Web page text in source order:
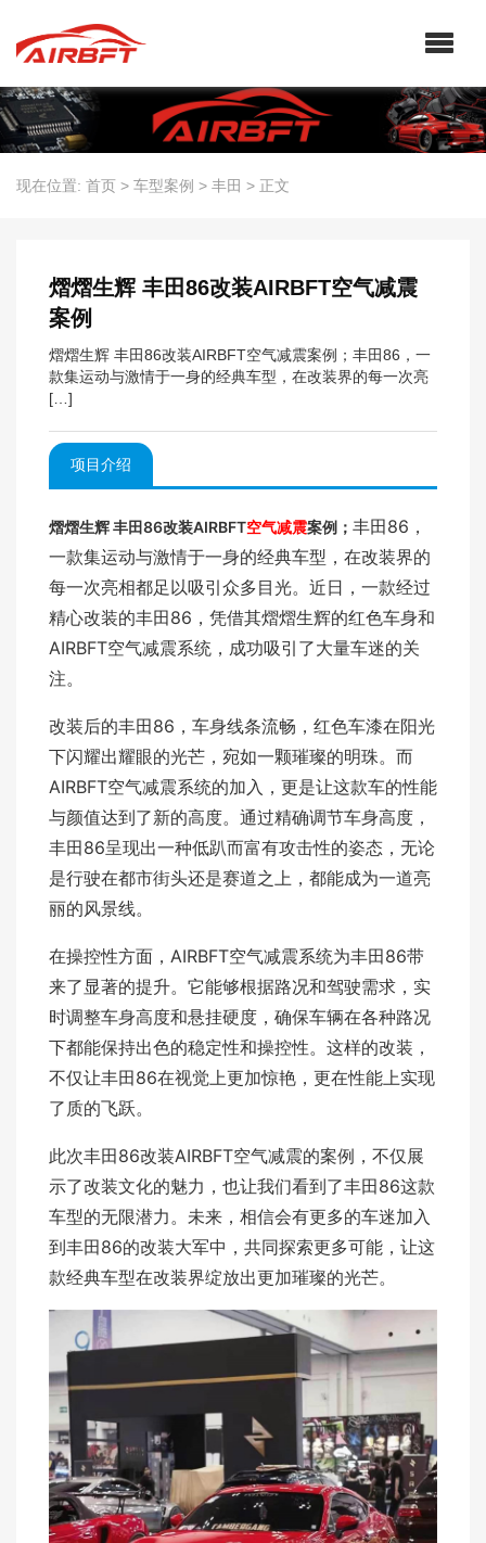
现在位置: 首页 > 车型案例 > 丰田 > 正文
熠熠生辉 丰田86改装AIRBFT空气减震
案例
熠熠生辉 丰田86改装AIRBFT空气减震案例；丰田86，一
款集运动与激情于一身的经典车型，在改装界的每一次亮
[…]
项目介绍
熠熠生辉 丰田86改装AIRBFT空气减震案例； 丰田86，
一款集运动与激情于一身的经典车型，在改装界的
每一次亮相都足以吸引众多目光。近日，一款经过
精心改装的丰田86，凭借其熠熠生辉的红色车身和
AIRBFT空气减震系统，成功吸引了大量车迷的关
注。
改装后的丰田86，车身线条流畅，红色车漆在阳光
下闪耀出耀眼的光芒，宛如一颗璀璨的明珠。而
AIRBFT空气减震系统的加入，更是让这款车的性能
与颜值达到了新的高度。通过精确调节车身高度，
丰田86呈现出一种低趴而富有攻击性的姿态，无论
是行驶在都市街头还是赛道之上，都能成为一道亮
丽的风景线。
在操控性方面，AIRBFT空气减震系统为丰田86带
来了显著的提升。它能够根据路况和驾驶需求，实
时调整车身高度和悬挂硬度，确保车辆在各种路况
下都能保持出色的稳定性和操控性。这样的改装，
不仅让丰田86在视觉上更加惊艳，更在性能上实现
了质的飞跃。
此次丰田86改装AIRBFT空气减震的案例，不仅展
示了改装文化的魅力，也让我们看到了丰田86这款
车型的无限潜力。未来，相信会有更多的车迷加入
到丰田86的改装大军中，共同探索更多可能，让这
款经典车型在改装界绽放出更加璀璨的光芒。